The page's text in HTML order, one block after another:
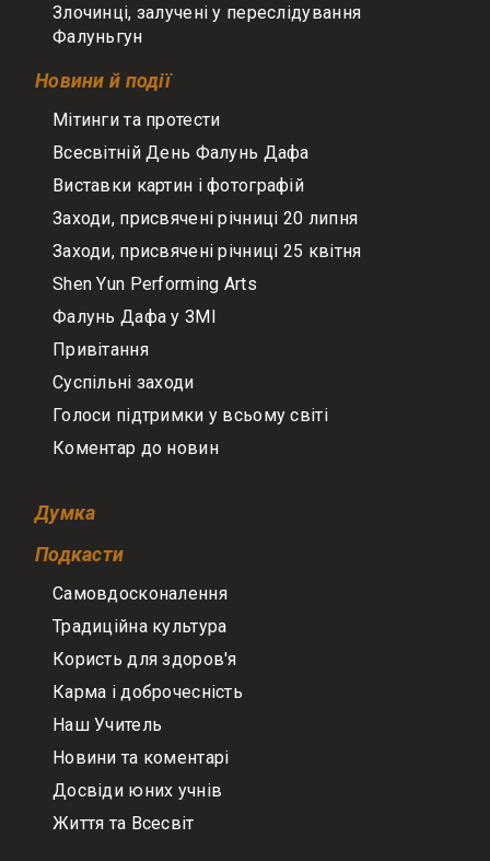
Злочинці, залучені у переслідування
Фалуньгун
Новини й події
Мітинги та протести
Всесвітній День Фалунь Дафа
Виставки картин і фотографій
Заходи, присвячені річниці 20 липня
Заходи, присвячені річниці 25 квітня
Shen Yun Performing Arts
Фалунь Дафа у ЗМІ
Привітання
Суспільні заходи
Голоси підтримки у всьому світі
Коментар до новин
Думка
Подкасти
Самовдосконалення
Традиційна культура
Користь для здоров'я
Карма і доброчесність
Наш Учитель
Новини та коментарі
Досвіди юних учнів
Життя та Всесвіт